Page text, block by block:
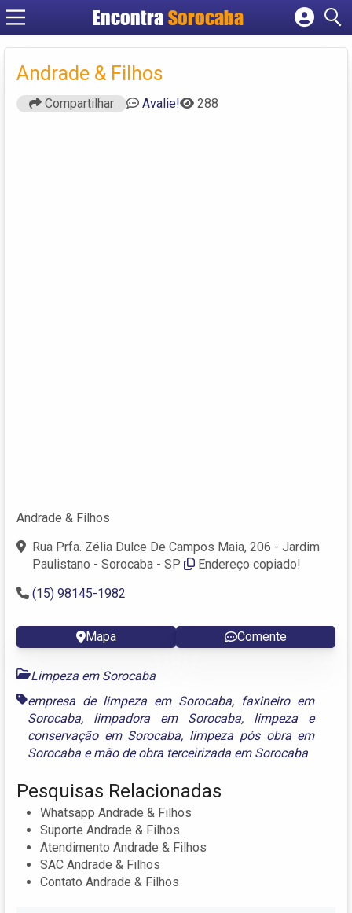
EncontraSorocaba
Cadastrar empresa
Criar conta
Andrade & Filhos
Compartilhar Avalie! 288
Andrade & Filhos
Rua Prfa. Zélia Dulce De Campos Maia, 206 - Jardim
Paulistano - Sorocaba - SP
Endereço copiado!
(15) 98145-1982
Mapa Comente
Limpeza em Sorocaba
empresa de limpeza em Sorocaba, faxineiro em
Sorocaba, limpadora em Sorocaba, limpeza e
conservação em Sorocaba, limpeza pós obra em
Sorocaba emão de obra terceirizada em Sorocaba
Pesquisas Relacionadas
Whatsapp Andrade & Filhos
Suporte Andrade & Filhos
Atendimento Andrade & Filhos
SAC Andrade & Filhos
Contato Andrade & Filhos